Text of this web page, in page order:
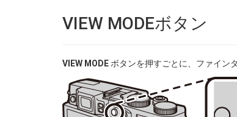
VIEW MODEボタン
VIEW MODE ボタンを押すごとに、ファイン